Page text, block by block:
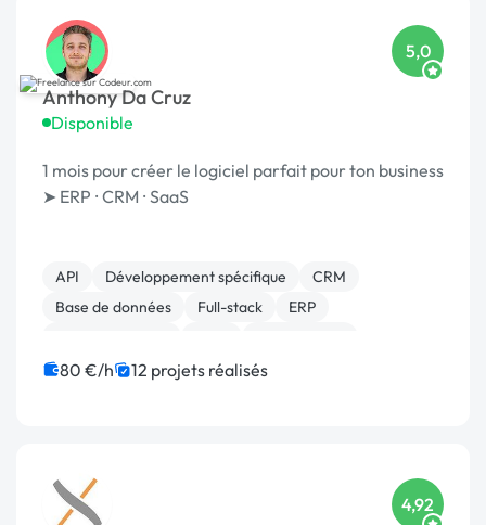
Anthony Da Cruz
Disponible
5,0
1 mois pour créer le logiciel parfait pour ton business
➤ ERP ⸱ CRM ⸱ SaaS
API Développement spécifique
CRM
Base de données
Full-stack
ERP
Gestion de projet
80 €/h 12 projets réalisés
4,92